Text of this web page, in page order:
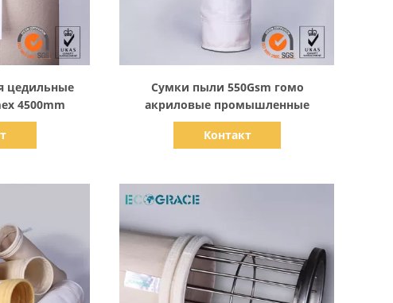
цедильные
4500mm
Сумки пыли 550Gsm гомо
акриловые промышленные
Контакт